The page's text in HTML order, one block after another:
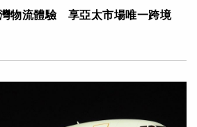
物流體驗 享亞太市場唯一跨境